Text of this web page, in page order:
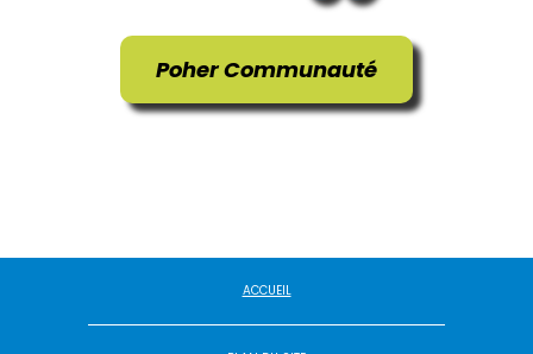
Poher Communauté
ACCUEIL